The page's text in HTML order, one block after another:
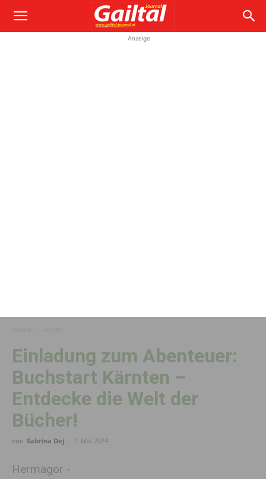
Anzeige
Einladung zum Abenteuer:
Buchstart Kärnten –
Entdecke die Welt der
Bücher!
von Sabrina Dej - 7. Mai 2024
Hermagor -